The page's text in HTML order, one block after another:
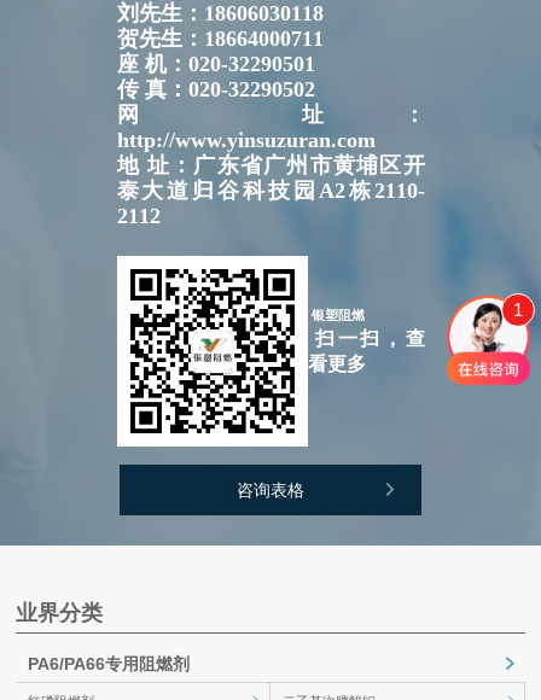
刘先生：18606030118
贺先生：18664000711
座 机：020-32290501
传 真：020-32290502
网 址：
http://www.yinsuzuran.com
地 址：广东省广州市黄埔区开
泰大道归谷科技园A2栋2110-
2112
银塑阻燃
扫一扫，查
看更多
咨询表格
业界分类
PA6/PA66专用阻燃剂
1